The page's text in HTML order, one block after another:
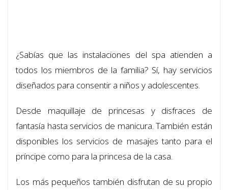
¿Sabías que las instalaciones del spa atienden a
todos los miembros de la familia? Sí, hay servicios
diseñados para consentir a niños y adolescentes.
Desde maquillaje de princesas y disfraces de
fantasía hasta servicios de manicura. También están
disponibles los servicios de masajes tanto para el
príncipe como para la princesa de la casa.
Los más pequeños también disfrutan de su propio